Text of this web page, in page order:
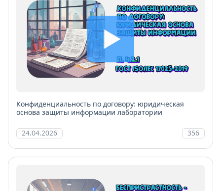
Конфиденциальность по договору: юридическая
основа защиты информации лаборатории
24.04.2026 356